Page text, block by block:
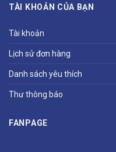
TÀI KHOẢN CỦA BẠN
Tài khoản
Lịch sử đơn hàng
Danh sách yêu thích
Thư thông báo
FANPAGE